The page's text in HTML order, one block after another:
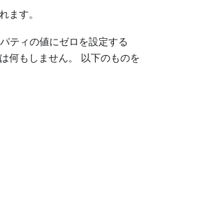
ます。
ティの値にゼロを設定する
何もしません。 以下のものを